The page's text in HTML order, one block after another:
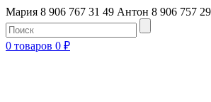
Мария 8 906 767 31 49 Антон 8 906 757 29
0 товаров 0 ₽